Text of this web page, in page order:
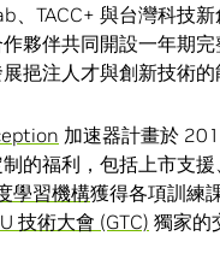
、TACC+ 與台灣科技
夥伴共同開設一年期
挹注人才與創新技術的
加速器計畫於
的福利，包括上市支
學習機構獲得各項訓練
技術大會 (GTC) 獨家的